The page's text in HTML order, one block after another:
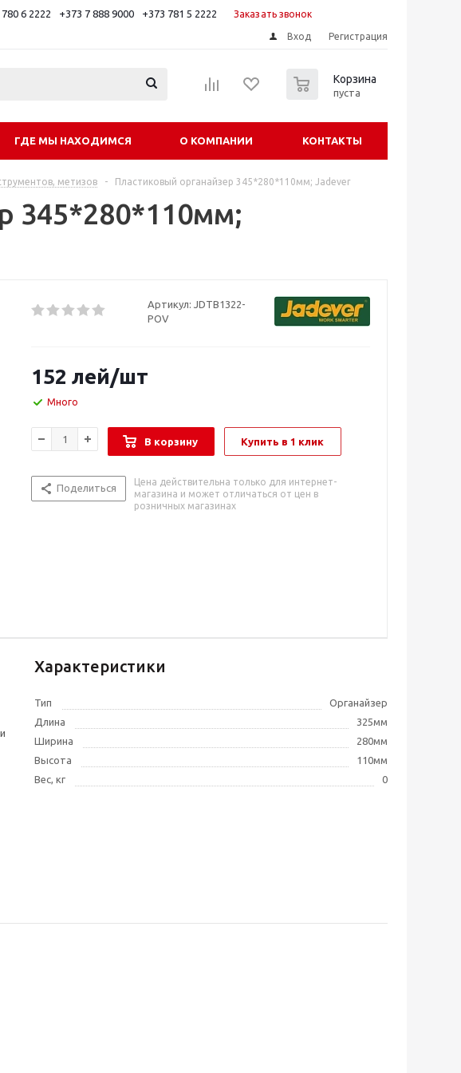
6 2222 +373 7 888 9000 +373 781 5 2222 Заказать звонок
Вход Регистрация
Корзина
пуста
ГДЕ МЫ НАХОДИМСЯ О КОМПАНИИ КОНТАКТЫ
метизов - Пластиковый органайзер 345*280*110мм; Jadever
345*280*110мм;
Артикул: JDTB1322-
POV
152 лей/шт
Много
В корзину Купить в 1 клик
Поделиться
Цена действительна только для интернет-
магазина и может отличаться от цен в
розничных магазинах
Характеристики
Тип
Органайзер
Длина
325мм
Ширина
280мм
Высота
110мм
Вес, кг
0